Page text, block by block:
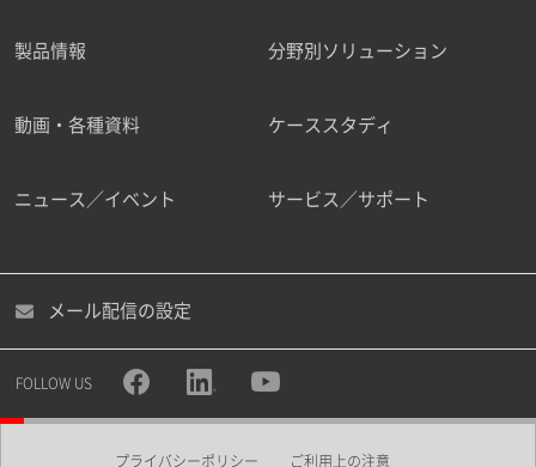
製品情報 分野別ソリューション
動画・各種資料 ケーススタディ
ニュース／イベント サービス／サポート
メール配信の設定
FOLLOW US
プライバシーポリシー ご利用上の注意